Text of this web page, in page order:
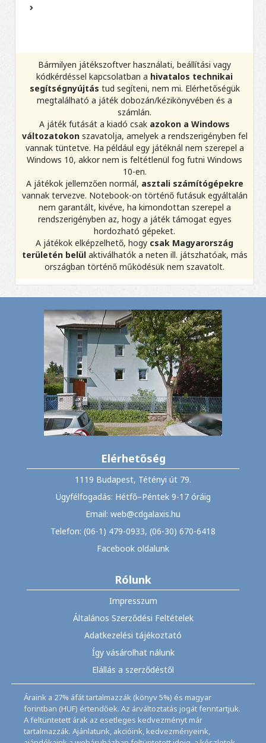
Bármilyen játékszoftver használati, beállítási vagy
kódkérdéssel kapcsolatban a hivatalos technikai
segítségnyújtás tud segíteni, nem mi. Elérhetőségük
megtalálható a játék dobozán/kézikönyvében és a
számlán.
A játék futását a kiadó csak azokon a Windows
változatokonszavatolja, amelyek a rendszerigényben fel
vannak tüntetve. Ha például egy játéknál nem szerepel a
Windows 10, akkor nem is feltétlenül fog futni Windows
10-en.
A játékok jellemzően normál, asztali számítógépekre
vannak tervezve. Notebook-on történő futásuk egyáltalán
nem garantált, kivéve, ha kimondottan szerepel a
rendszerigényben az, hogy a játék támogat egyes
hordozható gépeket.
A játékok elképzelhető, hogy csak Magyarország
területén belülaktiválhatók a neten ill. játszhatóak, más
országban történő működésük nem szavatolt.
Elérhetőség
1119 Budapest, Tétényi út 79.
Ügyfélfogadás: Hétfő–Péntek 9-17 óráig
Email: web@cdgalaxis.hu
Telefon: (06-1) 479-0933, (06-30) 670-6418
Facebook oldalunk
Rólunk
Impresszum
Általános Szerződési Feltételek
Adatkezelési tájékoztató
Így vásárolhat nálunk
Elállás a szerződéstől
Áraink a 27% áfát tartalmazzák (könyv 5%) és magyar
forintban (HUF) értendőek. Az árváltoztatás jogát fenntartjuk.
A feltüntetett árak az esetleges kedvezményt már
tartalmazzák. Ajánlatunk, akcióink, kedvezményeink,